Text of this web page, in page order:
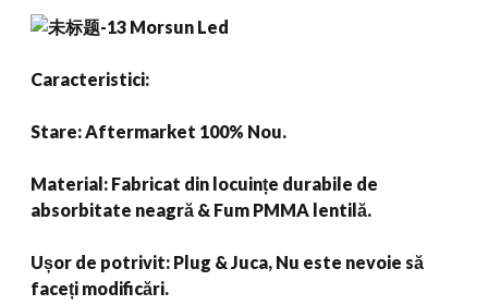
Caracteristici:
Stare: Aftermarket 100% Nou.
Material: Fabricat din locuințe durabile de
absorbitate neagră & Fum PMMA lentilă.
Ușor de potrivit: Plug & Juca, Nu este nevoie să
faceți modificări.